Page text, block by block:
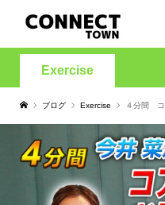
Exercise
ブログ Exercise ４分間 コ